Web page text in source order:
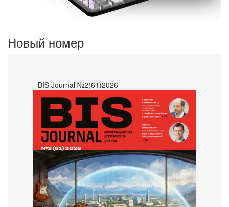
Новый номер
- BIS Journal №2(61)2026 -